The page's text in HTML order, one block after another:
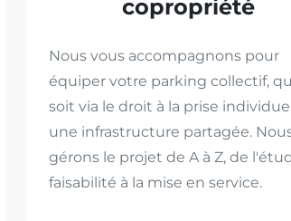
copropriété
Nous vous accompagnons pour
équiper votre parking collectif,
soit via le droit à la prise
une infrastructure partagée.
gérons le projet de A à Z, de
faisabilité à la mise en service.